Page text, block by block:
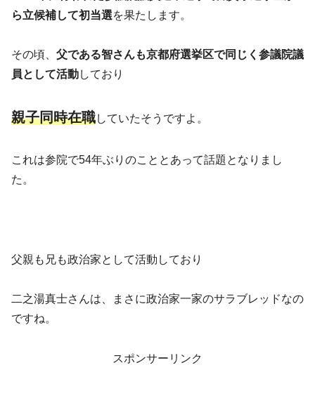
ら立候補して初当選を果たします。
その頃、 父である智さんも京都府選挙区で同じく参議院議
員として活動しており
親子同時在職していたそうですよ。
これは参院で54年ぶりのこととあって話題となりまし
た。
父親も兄も政治家として活動しており
二之湯真士さんは、まさに政治家一家のサラブレッドなの
ですね。
スポンサーリンク